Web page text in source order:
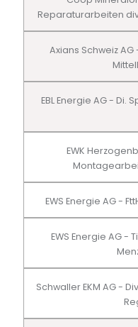
Reparaturarbeiten
Axians Schweiz
EBL Energie AG - Di.
EWK
EWS Energie AG -
EWS Energie AG -
Schwaller EKM AG -